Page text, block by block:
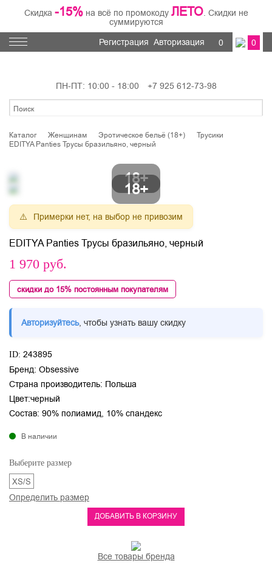
Скидка -15%на всё по промокоду ЛЕТО. Скидки не
суммируются
Регистрация Авторизация 0 0
ПН-ПТ: 10:00 - 18:00 +7 925 612-73-98
Каталог Женщинам Эротическое бельё (18+)
Трусики
EDITYA Panties Трусы бразильяно, черный
Примерки нет, на выбор не привозим
EDITYA Panties Трусы бразильяно, черный
1 970 руб.
скидки до 15% постоянным покупателям
Авторизуйтесь, чтобы узнать вашу скидку
ID: 243895
Бренд: Obsessive
Страна производитель: Польша
Цвет:черный
Состав: 90% полиамид, 10% спандекс
В наличии
Выберите размер
XS/S
Определить размер
ДОБАВИТЬ В КОРЗИНУ
Все товары бренда